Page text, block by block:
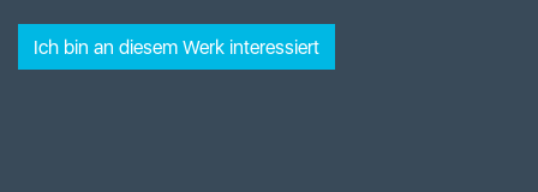
Ich bin an diesem Werk interessiert